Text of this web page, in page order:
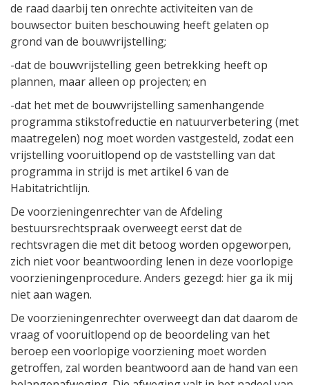
de raad daarbij ten onrechte activiteiten van de
bouwsector buiten beschouwing heeft gelaten op
grond van de bouwvrijstelling;
-dat de bouwvrijstelling geen betrekking heeft op
plannen, maar alleen op projecten; en
-dat het met de bouwvrijstelling samenhangende
programma stikstofreductie en natuurverbetering (met
maatregelen) nog moet worden vastgesteld, zodat een
vrijstelling vooruitlopend op de vaststelling van dat
programma in strijd is met artikel 6 van de
Habitatrichtlijn.
De voorzieningenrechter van de Afdeling
bestuursrechtspraak overweegt eerst dat de
rechtsvragen die met dit betoog worden opgeworpen,
zich niet voor beantwoording lenen in deze voorlopige
voorzieningenprocedure. Anders gezegd: hier ga ik mij
niet aan wagen.
De voorzieningenrechter overweegt dan dat daarom de
vraag of vooruitlopend op de beoordeling van het
beroep een voorlopige voorziening moet worden
getroffen, zal worden beantwoord aan de hand van een